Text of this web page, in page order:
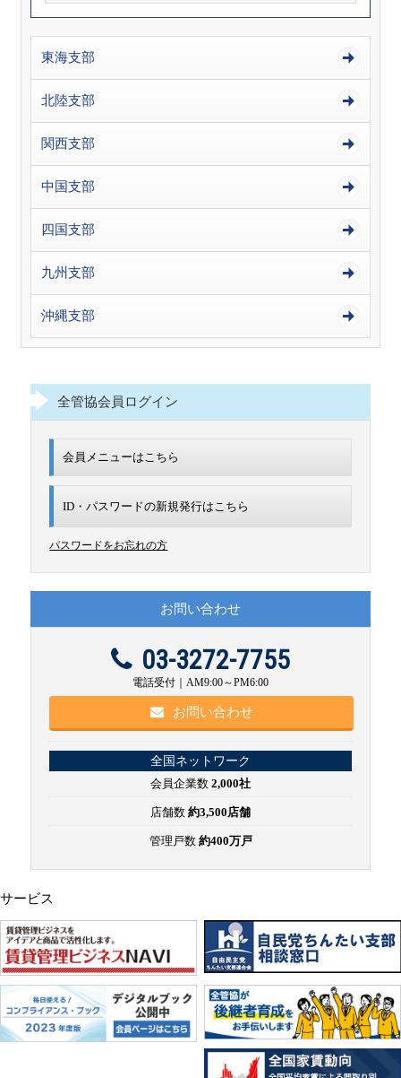
東海支部
北陸支部
関西支部
中国支部
四国支部
九州支部
沖縄支部
全管協会員ログイン
会員メニューはこちら
ID・パスワードの新規発行はこちら
パスワードをお忘れの方
お問い合わせ
03-3272-7755
電話受付｜AM9:00～PM6:00
お問い合わせ
全国ネットワーク
会員企業数 2,000社
店舗数 約3,500店舗
管理戸数 約400万戸
サービス